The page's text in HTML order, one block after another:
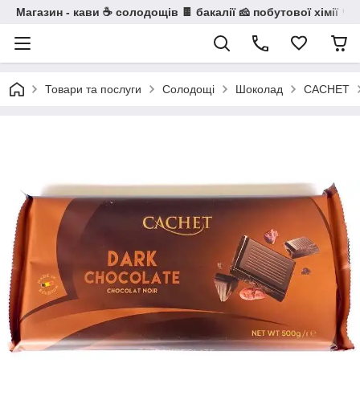
Магазин - кави ☕ солодощів 🍫 бакалії 🧀 побутової хімії 🧼
Товари та послуги Солодощі Шоколад CACHET